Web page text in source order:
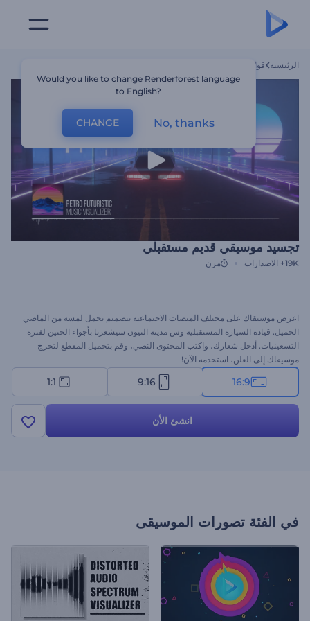
الرئيسية قوالب
تجسيد موسيقي قديم مستقبلي
19K+ الاصدارات مرن
اعرض موسيقاك على مختلف المنصات الاجتماعية بتصميم يحمل لمسة من الماضي
الجميل. قيادة السيارة المستقبلية وس مدينة النيون سيشعرنا بأجواء الحنين لفترة
التسعينيات. أدخل شعارك، واكتب المحتوى النصي، وقم بتحميل المقطع لتخرج
موسيقاك إلى العلن، استخدمه الآن!
16:9
9:16
1:1
انشئ الأن
في الفئة تصورات الموسيقى
Would you like to change Renderforest language
to English?
CHANGE No, thanks